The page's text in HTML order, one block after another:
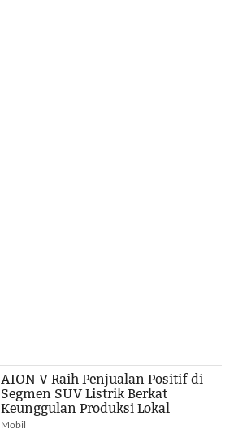
AION V Raih Penjualan Positif di
Segmen SUV Listrik Berkat
Keunggulan Produksi Lokal
Mobil